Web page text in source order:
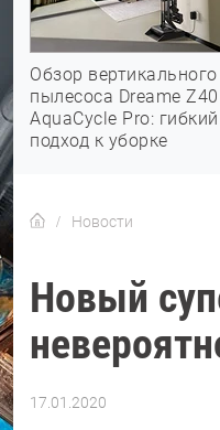
Обзор вертикального
пылесоса Dreame Z40
AquaCycle Pro: гибкий
подход к уборке
Новости
Новый
17.01.2020